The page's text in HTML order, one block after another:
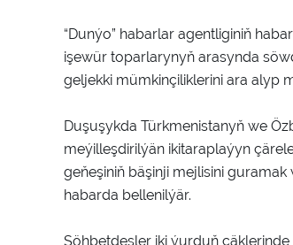
“Dunýo” habarlar agentliginiň
işewür toparlarynyň arasynda
geljekki mümkinçiliklerini ara alyp
Duşuşykda Türkmenistanyň we
meýilleşdirilýän ikitaraplaýyn
geňeşiniň bäşinji mejlisini
habarda bellenilýär.
Söhbetdeşler iki ýurduň